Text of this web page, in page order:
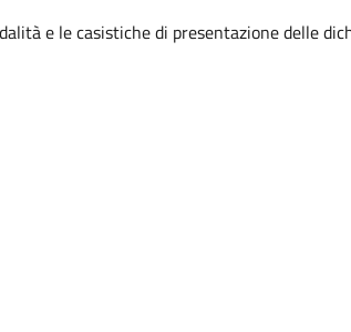
e le casistiche di presentazione delle